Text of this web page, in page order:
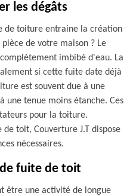
les dégâts
de toiture entraine la création
de votre maison ? Le
imbibé d'eau. La
si cette fuite date déjà
est souvent due à une
une tenue moins étanche. Ces
pour la toiture.
toit, Couverture J.T dispose
nécessaires.
fuite de toit
être une activité de longue